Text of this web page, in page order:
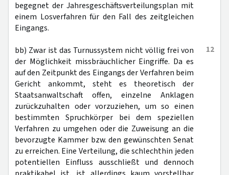
begegnet der Jahresgeschäftsverteilungsplan mit
einem Losverfahren für den Fall des zeitgleichen
Eingangs.
12
bb) Zwar ist das Turnussystem nicht völlig frei von
der Möglichkeit missbräuchlicher Eingriffe. Da es
auf den Zeitpunkt des Eingangs der Verfahren beim
Gericht ankommt, steht es theoretisch der
Staatsanwaltschaft offen, einzelne Anklagen
zurückzuhalten oder vorzuziehen, um so einen
bestimmten Spruchkörper bei dem speziellen
Verfahren zu umgehen oder die Zuweisung an die
bevorzugte Kammer bzw. den gewünschten Senat
zu erreichen. Eine Verteilung, die schlechthin jeden
potentiellen Einfluss ausschließt und dennoch